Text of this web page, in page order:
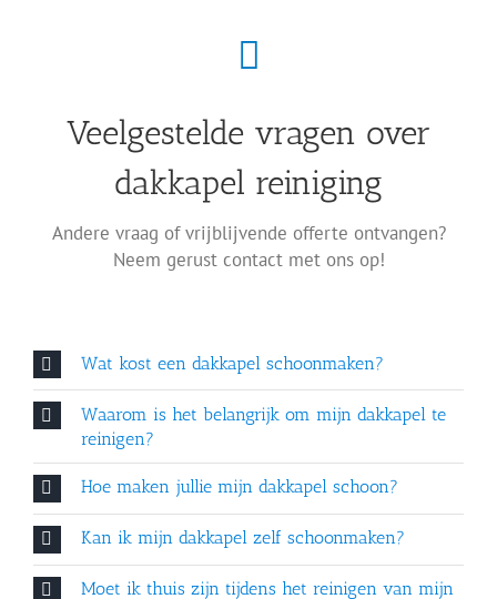
Veelgestelde vragen over
dakkapel reiniging
Andere vraag of vrijblijvende offerte ontvangen?
Neem gerust contact met ons op!
Wat kost een dakkapel schoonmaken?
Waarom is het belangrijk om mijn dakkapel te
reinigen?
Hoe maken jullie mijn dakkapel schoon?
Kan ik mijn dakkapel zelf schoonmaken?
Moet ik thuis zijn tijdens het reinigen van mijn